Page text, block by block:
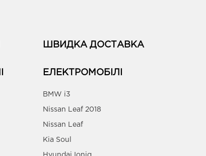
ШВИДКА ДОСТАВКА
ЕЛЕКТРОМОБІЛІ
BMW i3
Nissan Leaf 2018
Nissan Leaf
Kia Soul